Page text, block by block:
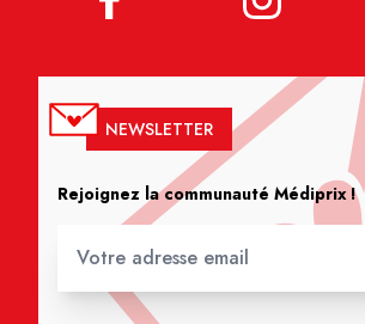
NEWSLETTER
Rejoignez la communauté Médiprix !